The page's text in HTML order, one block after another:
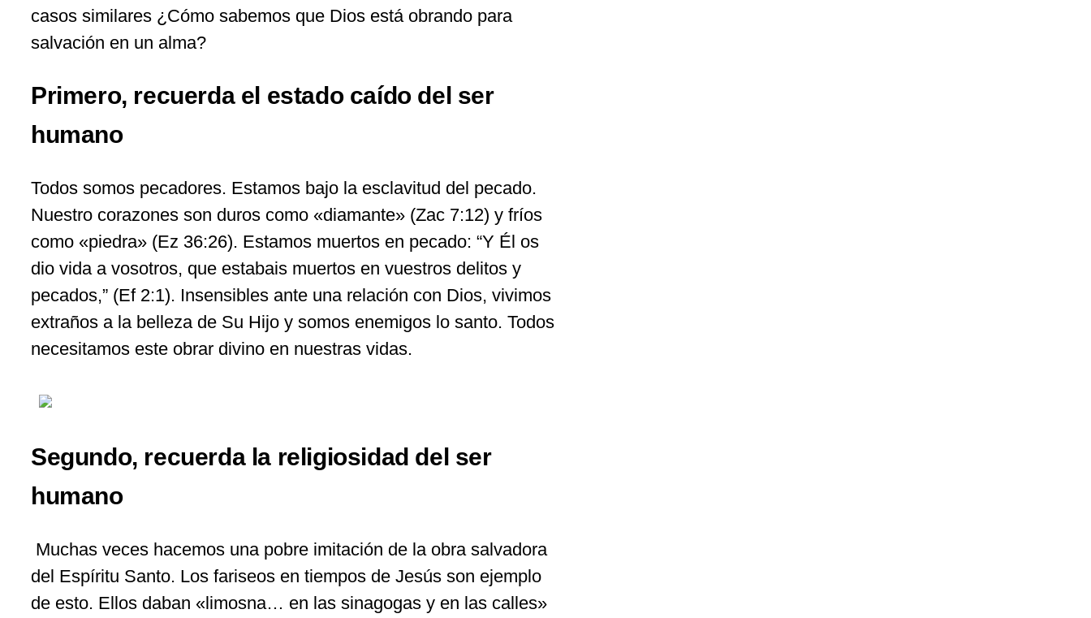
casos similares ¿Cómo sabemos que Dios está obrando para
salvación en un alma?
Primero, recuerda el estado caído del ser
humano
Todos somos pecadores. Estamos bajo la esclavitud del pecado.
Nuestro corazones son duros como «diamante» (Zac 7:12) y fríos
como «piedra» (Ez 36:26). Estamos muertos en pecado: “Y Él os
dio vida a vosotros, que estabais muertos en vuestros delitos y
pecados,” (Ef 2:1). Insensibles ante una relación con Dios, vivimos
extraños a la belleza de Su Hijo y somos enemigos lo santo. Todos
necesitamos este obrar divino en nuestras vidas.
Segundo, recuerda la religiosidad del ser
humano
Muchas veces hacemos una pobre imitación de la obra salvadora
del Espíritu Santo. Los fariseos en tiempos de Jesús son ejemplo
de esto. Ellos daban «limosna… en las sinagogas y en las calles»